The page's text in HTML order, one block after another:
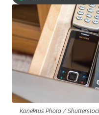
Konektus Photo /